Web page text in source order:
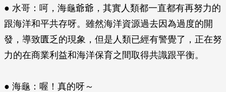
● 水哥：呵，海龜爺爺，其實人類都一直都有再努力的
跟海洋和平共存呀。雖然海洋資源過去因為過度的開
發，導致匱乏的現象，但是人類已經有警覺了，正在努
力的在商業利益和海洋保育之間取得共識跟平衡。
● 海龜：喔！真的呀～